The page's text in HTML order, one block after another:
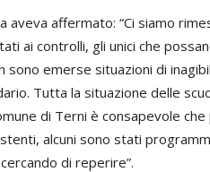
aveva affermato: “Ci siamo
ai controlli, gli unici che
sono emerse situazioni di
Tutta la situazione delle
di Terni è consapevole che
alcuni sono stati
di reperire”.